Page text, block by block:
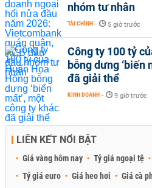
nhóm tư nhân
TÀI CHÍNH - 5 giờ trước
Công ty 100 tỷ
bỗng dưng ‘biến
đã giải thể
KINH DOANH - 9 giờ trước
LIÊN KẾT NỔI BẬT
Giá vàng hôm nay Tỷ giá ngoại tệ
Tỷ giá euro
Giá heo hơi Giá cà